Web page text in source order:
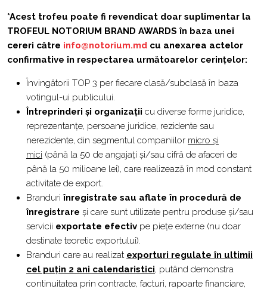
*Acest trofeu poate fi revendicat doar suplimentar la
TROFEUL NOTORIUM BRAND AWARDS în baza unei
cereri către info@notorium.md cu anexarea actelor
confirmative în respectarea următoarelor cerințelor:
Învingătorii TOP 3 per fiecare clasă/subclasă în baza
votingul-ui publicului.
Întreprinderi și organizații cu diverse forme juridice,
reprezentanțe, persoane juridice, rezidente sau
nerezidente, din segmentul companiilor micro și
mici (până la 50 de angajați și/sau cifră de afaceri de
până la 50 milioane lei), care realizează în mod constant
activitate de export.
Branduri înregistrate sau aflate în procedură de
înregistrare și care sunt utilizate pentru produse și/sau
servicii exportate efectiv pe piețe externe (nu doar
destinate teoretic exportului).
Branduri care au realizat exporturi regulate în ultimii
cel puțin 2 ani calendaristici, putând demonstra
continuitatea prin contracte, facturi, rapoarte financiare,